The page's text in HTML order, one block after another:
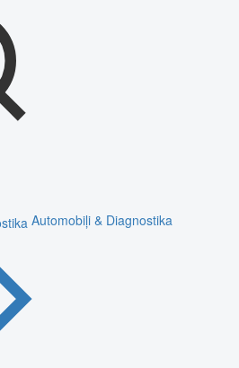
Automobiļi & Diagnostika